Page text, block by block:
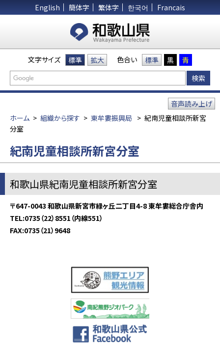
English 簡体字 繁体字 한국어 Francais
文字サイズ 標準 拡大 色合い 標準 黒 青
ホーム > 組織から探す > 東牟婁振興局 > 紀南児童相談所新宮
分室
音声読み上げ
紀南児童相談所新宮分室
和歌山県紀南児童相談所新宮分室
〒647-0043 和歌山県新宮市緑ヶ丘二丁目4-8東牟婁総合庁舎内
TEL:0735（22）8551（内線551）
FAX:0735（21）9648